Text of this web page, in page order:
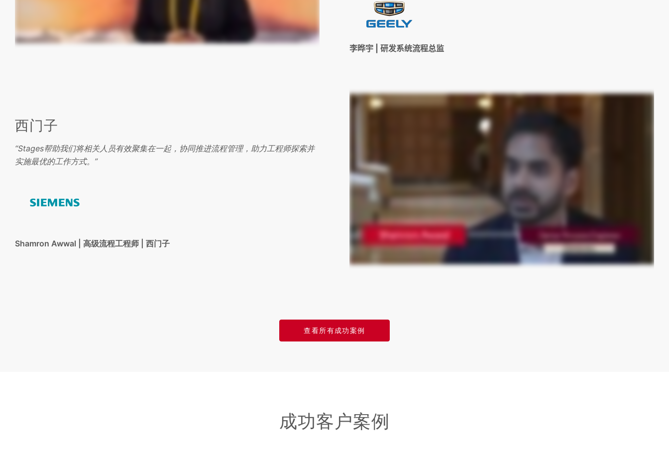
李晔宇 研发系统流程总监
西门子
“Stages帮助我们将相关人员有效聚集在一起，协同推进流程管理，助力工程师探索并
实施最优的工作方式。”
Shamron Awwal | 高级流程工程师 | 西门子
查看所有成功案例
成功客户案例